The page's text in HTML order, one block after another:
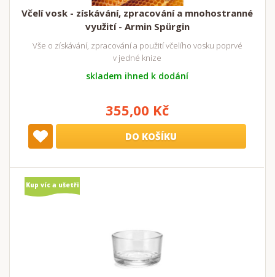
Včelí vosk - získávání, zpracování a mnohostranné
využití - Armin Spürgin
Vše o získávání, zpracování a použití včelího vosku poprvé
v jedné knize
skladem ihned k dodání
355,00 Kč
DO KOŠÍKU
Kup víc a ušetři